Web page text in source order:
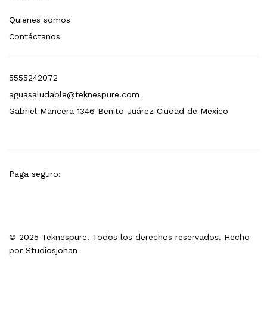
Quienes somos
Contáctanos
5555242072
aguasaludable@teknespure.com
Gabriel Mancera 1346 Benito Juárez Ciudad de México
© 2025 Teknespure. Todos los derechos reservados. Hecho
por Studiosjohan
Paga seguro: